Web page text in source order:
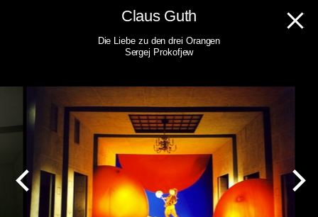
Claus Guth
Die Liebe zu den drei Orangen
Sergej Prokofjew